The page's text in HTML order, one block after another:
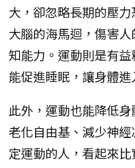
大，卻忽略長期的壓
大腦的海馬迴，傷害
知能力。運動則是有
能促進睡眠，讓身體進
此外，運動也能降低
老化自由基、減少神
定運動的人，看起來